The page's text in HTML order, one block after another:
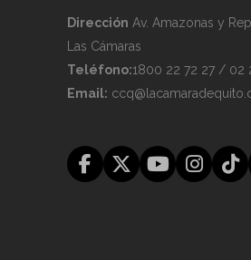
Dirección Av. Amazonas y
Las Cámaras
Teléfono:1800 22 72 27 / 02
Email: